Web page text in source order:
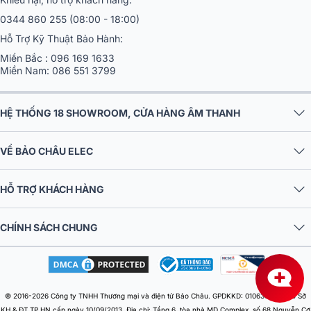
5. Kết Nối Dễ Dàng - Tương Thích Rộng – Dùng
Boston Acoustics BAM1 sử dụng kết nối XLR (3 pin) - 6.3mm (jack
mono) với dây dẫn dài 4 mét kèm sẵn trong hộp - không cần mua
Bàn mixer sân khấu
Cục đẩy công suấtcó tích hợp mixer
Hệ thống kết nối dạng rời (jack tháo lắp XLR chuẩn) giúp bảo trì,
thay thế dây mic dễ dàng hơn so với loại micro liền dây truyền
thống.
0344 860 255 (08:00 - 18:00)
Hỗ Trợ Kỹ Thuật Bảo Hành:
Miền Bắc : 096 169 1633
Miền Nam: 086 551 3799
HỆ THỐNG 18 SHOWROOM, CỬA HÀNG ÂM THANH
VỀ BẢO CHÂU ELEC
HỖ TRỢ KHÁCH HÀNG
CHÍNH SÁCH CHUNG
© 2016-2026 Công ty TNHH Thương mại và điện tử Bảo Châu. GPDKKD: 0106303879 do Sở